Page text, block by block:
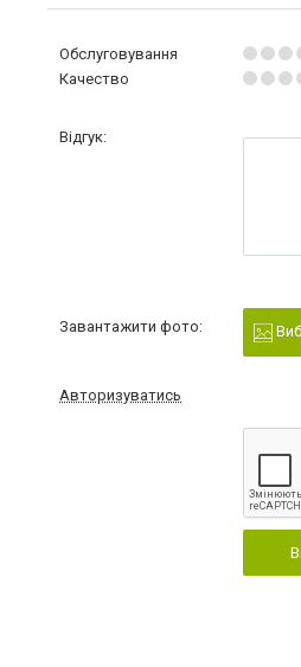
Обслуговування
Качество
Відгук:
Завантажити фото:
Авторизуватись